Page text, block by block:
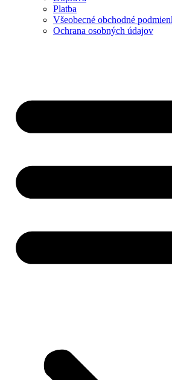
Platba
Všeobecné obchodné
Ochrana osobných údajov